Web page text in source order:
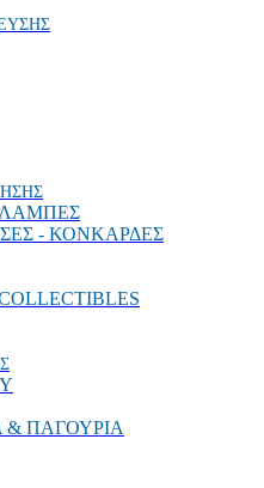
ΛΑΜΠΕΣ
- ΚΟΝΚΑΡΔΕΣ
ΠΑΓΟΥΡΙΑ